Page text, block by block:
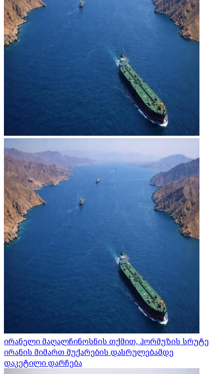
ირანელი მაღალჩინოსნის თქმით, ჰორმუზის სრუტე
ირანის მიმართ მუქარების დასრულებამდე
დაკეტილი დარჩება